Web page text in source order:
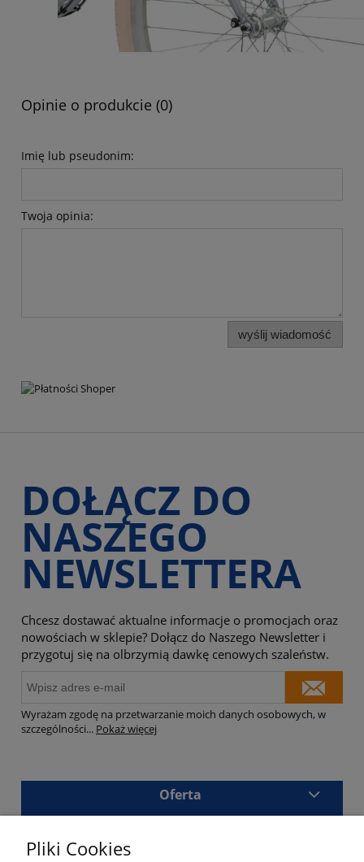
Opinie o produkcie (0)
Imię lub pseudonim:
Twoja opinia:
wyślij wiadomość
DOŁĄCZ DO
NASZEGO
NEWSLETTERA
Chcesz dostawać aktualne informacje o promocjach oraz
nowościach w sklepie? Dołącz do Naszego Newsletter i
przygotuj się na olbrzymią dawkę cenowych szaleństw.
Wyrażam zgodę na przetwarzanie moich danych osobowych, w
szczególności... Pokaż więcej
Oferta
Pliki Cookies